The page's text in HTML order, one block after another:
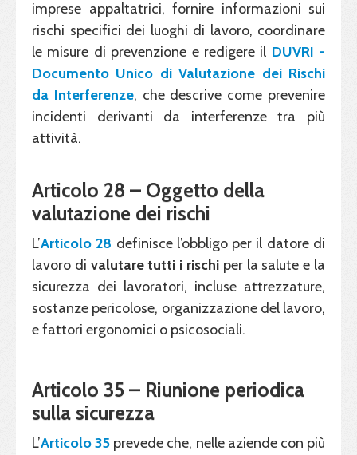
imprese appaltatrici, fornire informazioni sui
rischi specifici dei luoghi di lavoro, coordinare
le misure di prevenzione e redigere il DUVRI -
Documento Unico di Valutazione dei Rischi
da Interferenze, che descrive come prevenire
incidenti derivanti da interferenze tra più
attività.
Articolo 28 – Oggetto della
valutazione dei rischi
L’Articolo 28 definisce l’obbligo per il datore di
lavoro di valutare tutti i rischi per la salute e la
sicurezza dei lavoratori, incluse attrezzature,
sostanze pericolose, organizzazione del lavoro,
e fattori ergonomici o psicosociali.
Articolo 35 – Riunione periodica
sulla sicurezza
L’Articolo 35 prevede che, nelle aziende con più